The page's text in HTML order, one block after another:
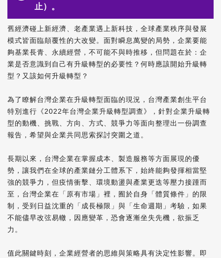
止）。
舊經濟碰上新經濟、老產業遇上新科技，全球產業秩序與發展
模式皆面臨顛覆性的大改變。面對瞬息萬變的局勢，企業要能
夠基業長青、永續經營，不可能不與時推移，但問題在於：企
業是否意識到自己有升級轉型的必要性？何時應該開始升級轉
型？又該如何升級轉型？
為了瞭解台灣企業在升級轉型面臨的現況，台灣產業創生平台
特別進行《2022年台灣企業升級轉型調查》，針對企業升級轉
型的動機、挑戰、方向、方式、競爭力等面向整理出一份調查
報告，希望與企業共同思索探討突圍之道。
長期以來，台灣企業在掌握成本、製造服務等方面展現的優
勢，讓我們在全球的產業鏈分工體系下，始終能夠發揮相當堅
強的競爭力，但疫情衝擊、環境動盪與產業更迭等壓力接踵而
至，台灣企業在「原有市場」裡，囿於自身「體質條件」的限
制，受到日益沈重的「成長極限」與「生命週期」考驗，如果
不能儘早改弦易轍，因應變革，恐會逐漸坐失先機，欲振乏
力。
值此關鍵時刻，企業經營者的思維與策略具有決定性影響。即